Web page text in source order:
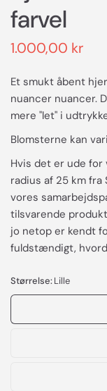
farvel
1.000,00 kr
Et smukt åbent
nuancer nuancer.
mere "let" i
Blomsterne kan
Hvis det er ude for
radius af 25 km fra
vores
tilsvarende
jo netop er kendt
fuldstændigt,
Størrelse:Lille